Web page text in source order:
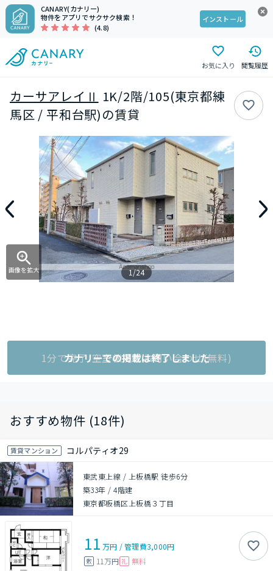
CANARY(カナリー)
物件をアプリでサクサク検索！
(4.8)
インストール
お気に入り 閲覧履歴
カーサアレイⅡ 1K/2階/105(東京都練
馬区 / 平和台駅)の賃貸
画像を拡大 1/24
1分で完了!空室状況をお問い合わせ(無料)
カナリーでの掲載は終了しました
おすすめ物件 (18件)
賃貸マンション コルパティオ29
東武東上線 / 上板橋駅 徒歩6分
築33年 /4階建
東京都板橋区上板橋３丁目
11 万円 /管理費3,000円
敷 11万円 礼 無料